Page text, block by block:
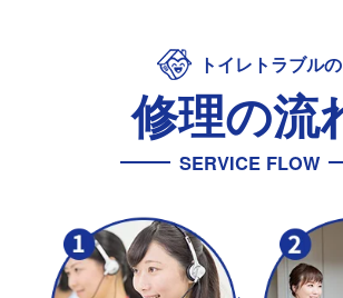
トイレトラブルの
修理の流
SERVICE FLOW